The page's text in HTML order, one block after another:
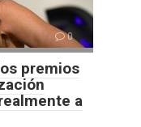
0
premios
a